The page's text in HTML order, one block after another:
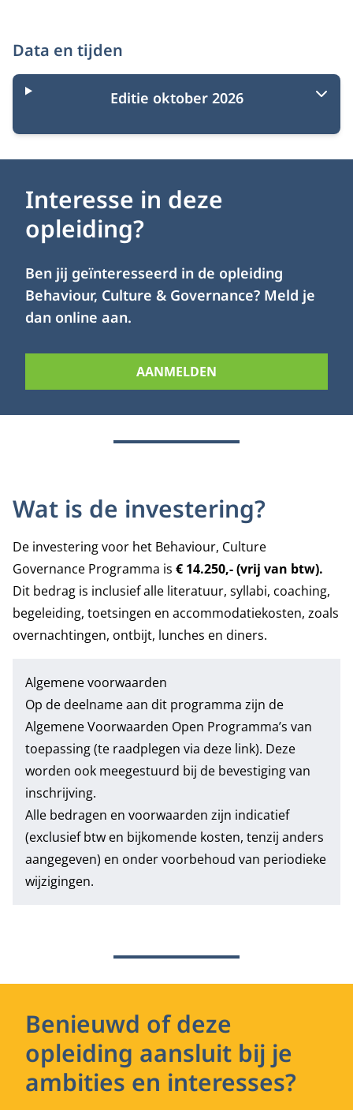
Data en tijden
Editie oktober 2026
Interesse in deze
opleiding?
Ben jij geïnteresseerd in de opleiding
Behaviour, Culture & Governance? Meld je
dan online aan.
AANMELDEN
Wat is de investering?
De investering voor het Behaviour, Culture
Governance Programma is € 14.250,- (vrij van btw).
Dit bedrag is inclusief alle literatuur, syllabi, coaching,
begeleiding, toetsingen en accommodatiekosten, zoals
overnachtingen, ontbijt, lunches en diners.
Algemene voorwaarden
Op de deelname aan dit programma zijn de
Algemene Voorwaarden Open Programma’s van
toepassing (te raadplegen via deze link). Deze
worden ook meegestuurd bij de bevestiging van
inschrijving.
Alle bedragen en voorwaarden zijn indicatief
(exclusief btw en bijkomende kosten, tenzij anders
aangegeven) en onder voorbehoud van periodieke
wijzigingen.
Benieuwd of deze
opleiding aansluit bij je
ambities en interesses?